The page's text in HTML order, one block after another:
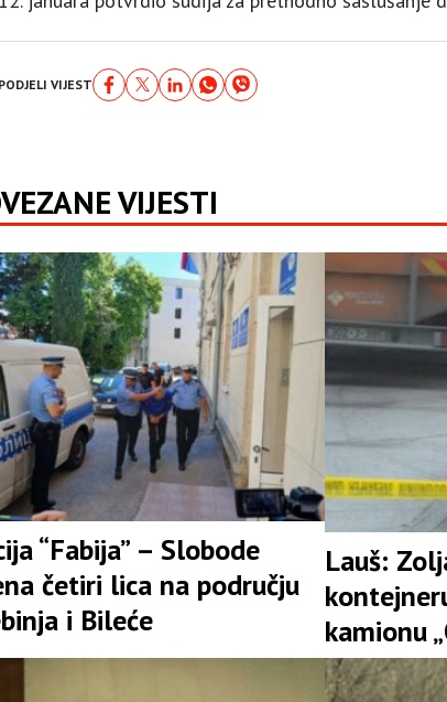
PODJELI VIJEST
VIJESTI
“Fabija” – Slobode
četiri lica na području
i Bileće
Lauš:
kamionu